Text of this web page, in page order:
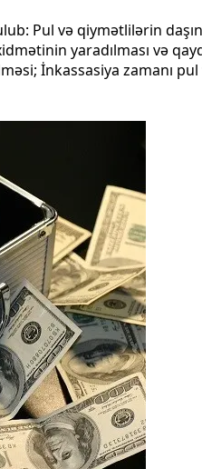
Pul və qiymətlilərin
yaradılması və
İnkassasiya zamanı